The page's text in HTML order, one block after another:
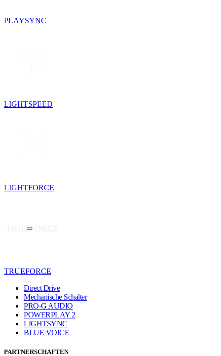
PLAYSYNC
LIGHTSPEED
LIGHTFORCE
TRUEFORCE
Direct Drive
Mechanische Schalter
PRO-G AUDIO
POWERPLAY 2
LIGHTSYNC
BLUE VO!CE
PARTNERSCHAFTEN